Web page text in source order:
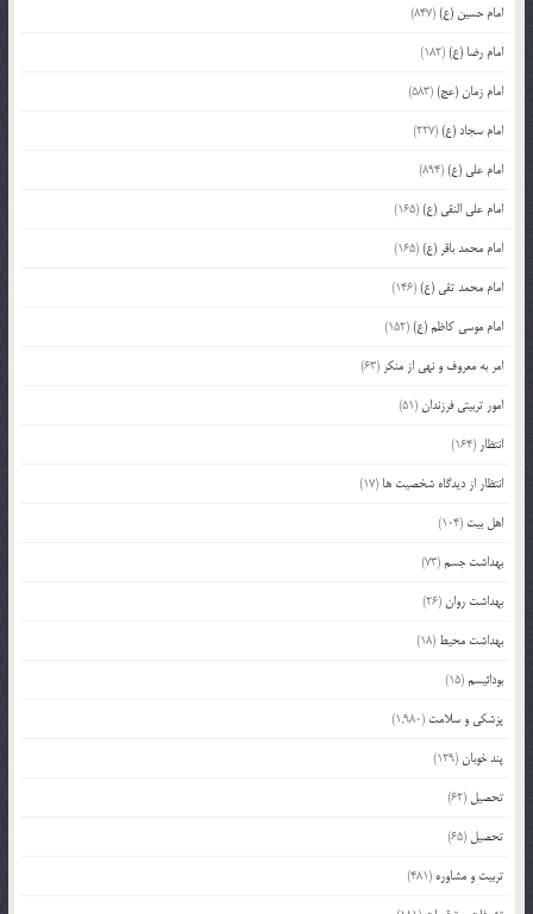
امام حسین (ع)(847)
امام رضا (ع)(182)
امام زمان (عج)(583)
امام سجاد (ع)(227)
امام علی (ع)(894)
امام علی النقی (ع)(165)
امام محمد باقر (ع)(165)
امام محمد تقی (ع)(146)
امام موسی کاظم (ع)(152)
امر به معروف و نهی از منکر (63)
امور تربیتی فرزندان(51)
انتظار (164)
انتظار از دیدگاه شخصیت ها (17)
اهل بیت (104)
بهداشت جسم(73)
بهداشت روان(26)
بهداشت محیط (18)
بودائیسم(15)
پزشکی و سلامت (1,980)
پند خوبان(129)
تحصیل (62)
تحصیل (65)
تربیت و مشاوره (481)